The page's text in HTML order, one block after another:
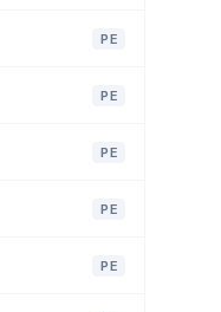
PE
PE
PE
PE
PE